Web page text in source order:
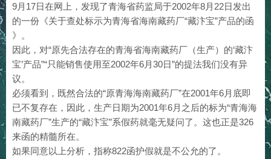
9月17日在网上，发现了青海省药监局于2002年8月22日发出
的一份《关于查处标示为青海省海南藏药厂“藏汴宝”产品的函
》。
因此，对“原先合法存在的青海省海南藏药厂（生产）的‘藏汴
宝’产品”“只能销售使用至2002年6月30日”的提法我们没有异
议。
必须看到，既然合法的“原青海海南藏药厂”在2001年6月底即
已不复存在，因此，生产日期为2001年6月之后的标为“青海海
南藏药厂”生产的“藏汴宝”系假药就毫无疑问了。这也正是326
来函的精髓所在。
如果同意以上分析，指称822函护假就是不公允的了。